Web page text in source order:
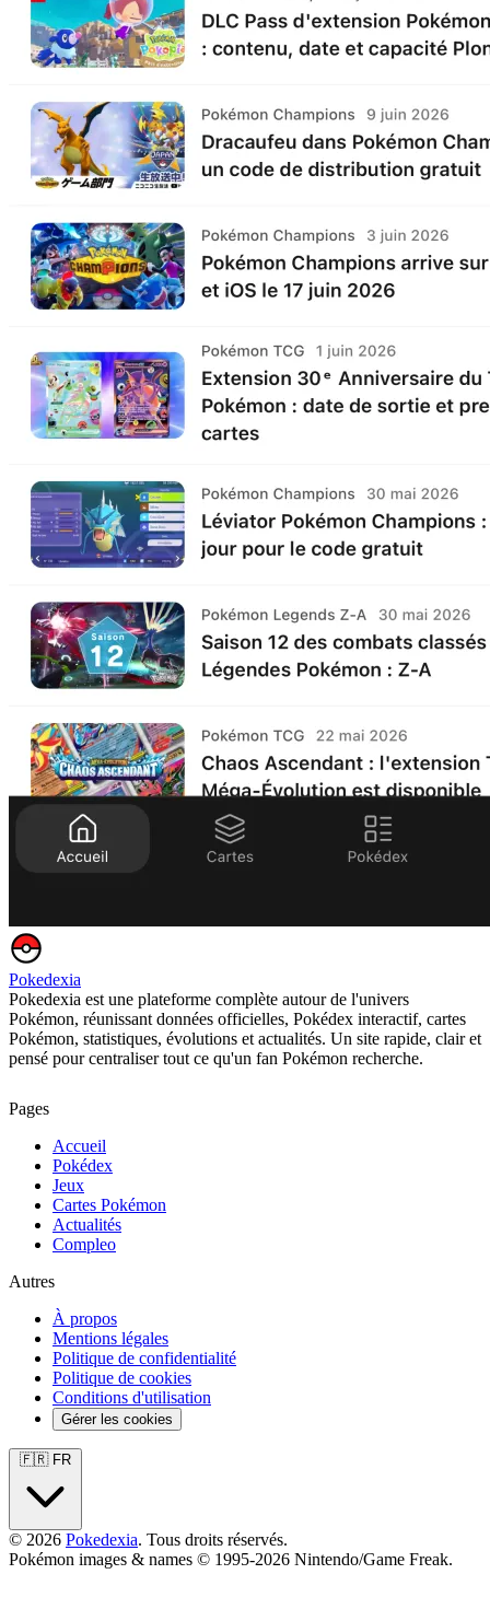
Pokedexia
Pokedexia est une plateforme complète autour de l'univers
Pokémon, réunissant données officielles, Pokédex interactif, cartes
Pokémon, statistiques, évolutions et actualités. Un site rapide, clair et
pensé pour centraliser tout ce qu'un fan Pokémon recherche.
Pages
Accueil
Pokédex
Jeux
Cartes Pokémon
Actualités
Compleo
Autres
À propos
Mentions légales
Politique de confidentialité
Politique de cookies
Conditions d'utilisation
Gérer les cookies
© 2026 Pokedexia. Tous droits réservés.
Pokémon images & names © 1995-2026 Nintendo/Game Freak.